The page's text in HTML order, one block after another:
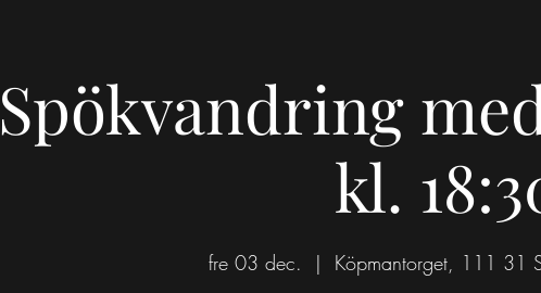
Spökvandring
kl.
fre 03 dec.
  |
Köpmantorget, 111 31